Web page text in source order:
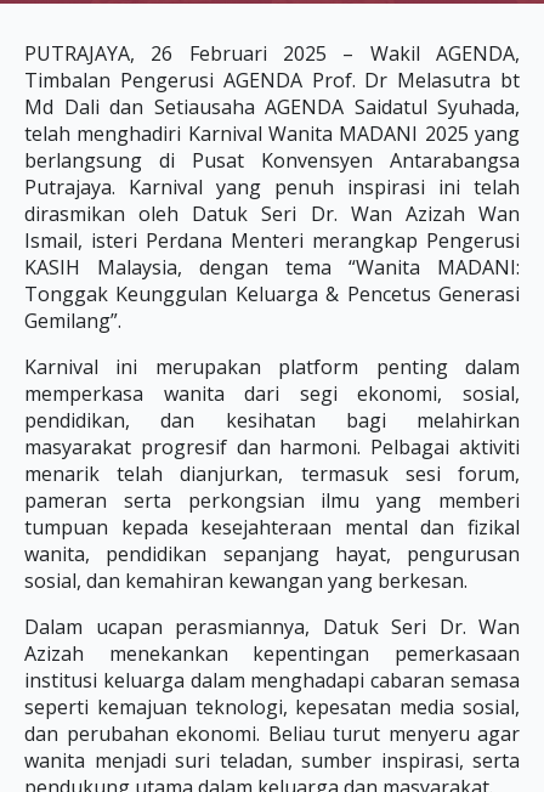
PUTRAJAYA, 26 Februari 2025 – Wakil AGENDA,
Timbalan Pengerusi AGENDA Prof. Dr Melasutra bt
Md Dali dan Setiausaha AGENDA Saidatul Syuhada,
telah menghadiri Karnival Wanita MADANI 2025 yang
berlangsung di Pusat Konvensyen Antarabangsa
Putrajaya. Karnival yang penuh inspirasi ini telah
dirasmikan oleh Datuk Seri Dr. Wan Azizah Wan
Ismail, isteri Perdana Menteri merangkap Pengerusi
KASIH Malaysia, dengan tema “Wanita MADANI:
Tonggak Keunggulan Keluarga & Pencetus Generasi
Gemilang”.
Karnival ini merupakan platform penting dalam
memperkasa wanita dari segi ekonomi, sosial,
pendidikan, dan kesihatan bagi melahirkan
masyarakat progresif dan harmoni. Pelbagai aktiviti
menarik telah dianjurkan, termasuk sesi forum,
pameran serta perkongsian ilmu yang memberi
tumpuan kepada kesejahteraan mental dan fizikal
wanita, pendidikan sepanjang hayat, pengurusan
sosial, dan kemahiran kewangan yang berkesan.
Dalam ucapan perasmiannya, Datuk Seri Dr. Wan
Azizah menekankan kepentingan pemerkasaan
institusi keluarga dalam menghadapi cabaran semasa
seperti kemajuan teknologi, kepesatan media sosial,
dan perubahan ekonomi. Beliau turut menyeru agar
wanita menjadi suri teladan, sumber inspirasi, serta